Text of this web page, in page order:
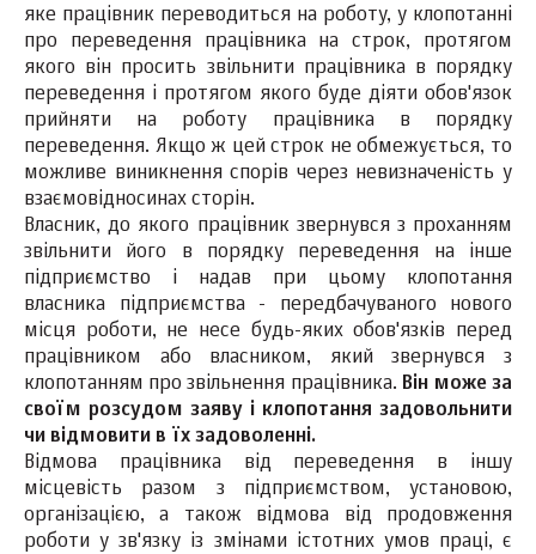
яке працівник переводиться на роботу, у клопотанні
про переведення працівника на строк, протягом
якого він просить звільнити працівника в порядку
переведення і протягом якого буде діяти обов'язок
прийняти на роботу працівника в порядку
переведення. Якщо ж цей строк не обмежується, то
можливе виникнення спорів через невизначеність у
взаємовідносинах сторін.
Власник, до якого працівник звернувся з проханням
звільнити його в порядку переведення на інше
підприємство і надав при цьому клопотання
власника підприємства - передбачуваного нового
місця роботи, не несе будь-яких обов'язків перед
працівником або власником, який звернувся з
клопотанням про звільнення працівника. Він може за
своїм розсудом заяву і клопотання задовольнити
чи відмовити в їх задоволенні.
Відмова працівника від переведення в іншу
місцевість разом з підприємством, установою,
організацією, а також відмова від продовження
роботи у зв'язку із змінами істотних умов праці, є